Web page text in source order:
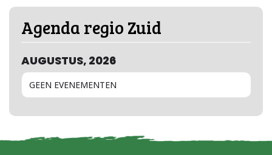
Agenda regio Zuid
AUGUSTUS, 2026
GEEN EVENEMENTEN